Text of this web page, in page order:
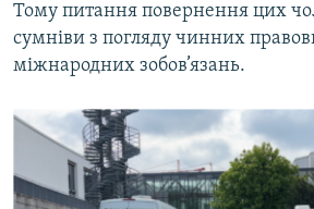
Тому питання повернення цих
сумніви з погляду чинних
міжнародних зобов’язань.